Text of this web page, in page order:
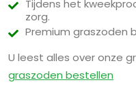
Tijdens het
zorg.
Premium graszoden
U leest alles over onze
graszoden bestellen